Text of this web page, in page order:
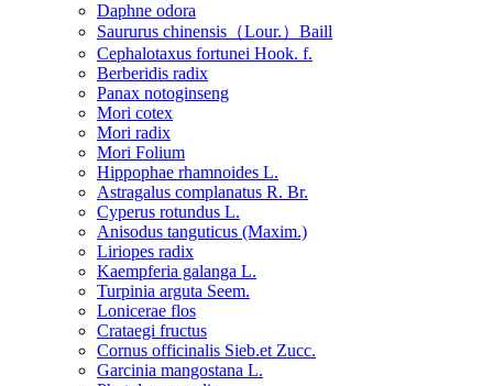
Daphne odora
Saururus chinensis（Lour.）Baill
Cephalotaxus fortunei Hook. f.
Berberidis radix
Panax notoginseng
Mori cotex
Mori radix
Mori Folium
Hippophae rhamnoides L.
Astragalus complanatus R. Br.
Cyperus rotundus L.
Anisodus tanguticus (Maxim.)
Liriopes radix
Kaempferia galanga L.
Turpinia arguta Seem.
Lonicerae flos
Crataegi fructus
Cornus officinalis Sieb.et Zucc.
Garcinia mangostana L.